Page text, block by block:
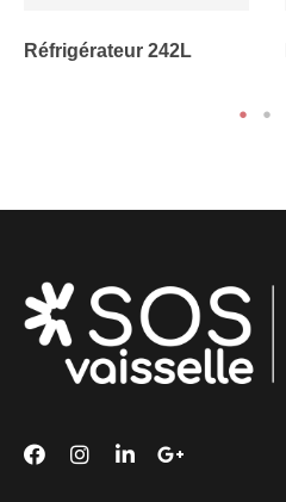
Réfrigérateur 242L